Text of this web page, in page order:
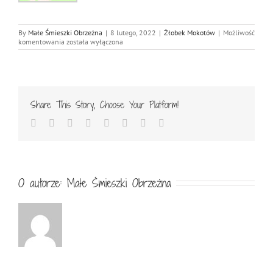
By Małe Śmieszki Obrzeżna | 8 lutego, 2022 | Żłobek Mokotów | Możliwość
komentowania Nasze
Małe
poznają
ciało
została wyłączona
Share This Story, Choose Your Platform!
Facebook
TwitterReddit LinkedIn
TumblrPinterest
O autorze: Małe Śmieszki Obrzeżna